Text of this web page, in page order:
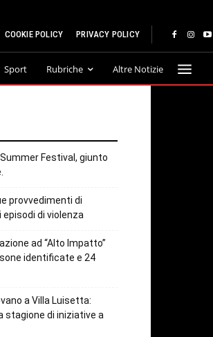
COOKIE POLICY PRIVACY POLICY
Sport Rubriche Altre Notizie
Festival, giunto
provvedimenti di
episodi di violenza
ad “Alto Impatto”
identificate e 24
a Villa Luisetta:
stagione di iniziative a